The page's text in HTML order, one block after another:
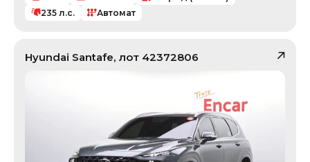
235 л.с. Автомат
Hyundai Santafe, лот 42372806